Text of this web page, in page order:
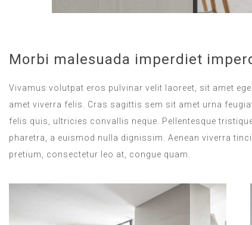
Morbi malesuada imperdiet
Vivamus volutpat eros pulvinar velit laoreet, sit amet
amet viverra felis. Cras sagittis sem sit amet urna
felis quis, ultricies convallis neque. Pellentesque
pharetra, a euismod nulla dignissim. Aenean viverra
pretium, consectetur leo at, congue quam.